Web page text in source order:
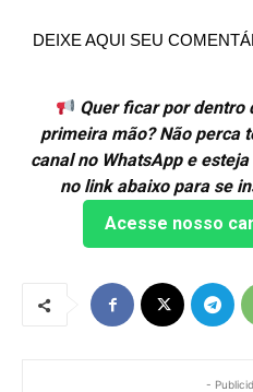
DEIXE AQUI SEU
Quer ficar por dentro
primeira mão? Não perca
canal no WhatsApp e
no link abaixo para se
Acesse nosso
-